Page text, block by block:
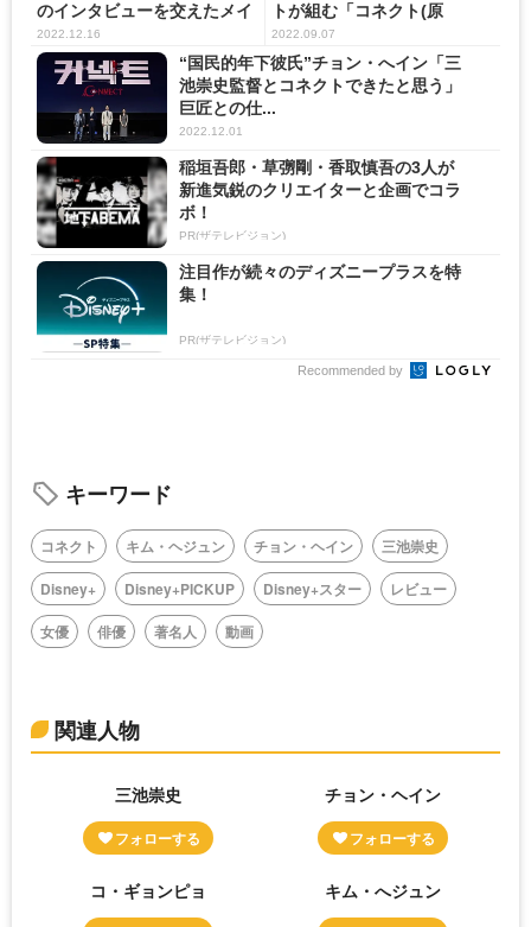
のインタビューを交えたメイ
キ...
2022.12.16
トが組む「コネクト(原
題)」...
2022.09.07
“国民的年下彼氏”チョン・へイン「三
池崇史監督とコネクトできたと思う」
巨匠との仕...
2022.12.01
稲垣吾郎・草彅剛・香取慎吾の3人が
新進気鋭のクリエイターと企画でコラ
ボ！
PR(ザテレビジョン)
注目作が続々のディズニープラスを特
集！
PR(ザテレビジョン)
Recommended by
キーワード
コネクト キム・ヘジュン チョン・ヘイン
三池崇史
Disney+
Disney+PICKUP Disney+スター
レビュー
女優
俳優 著名人 動画
関連人物
三池崇史 チョン・ヘイン
コ・ギョンピョ キム・へジュン